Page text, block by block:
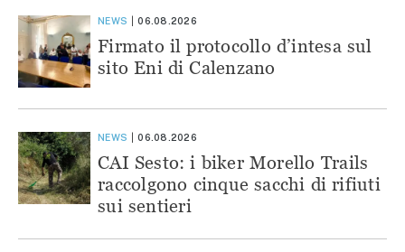
NEWS 06.08.2026
Firmato il protocollo d’intesa sul
sito Eni di Calenzano
NEWS 06.08.2026
CAI Sesto: i biker Morello Trails
raccolgono cinque sacchi di rifiuti
sui sentieri